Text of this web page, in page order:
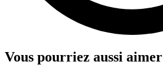
Vous pourriez aussi aimer